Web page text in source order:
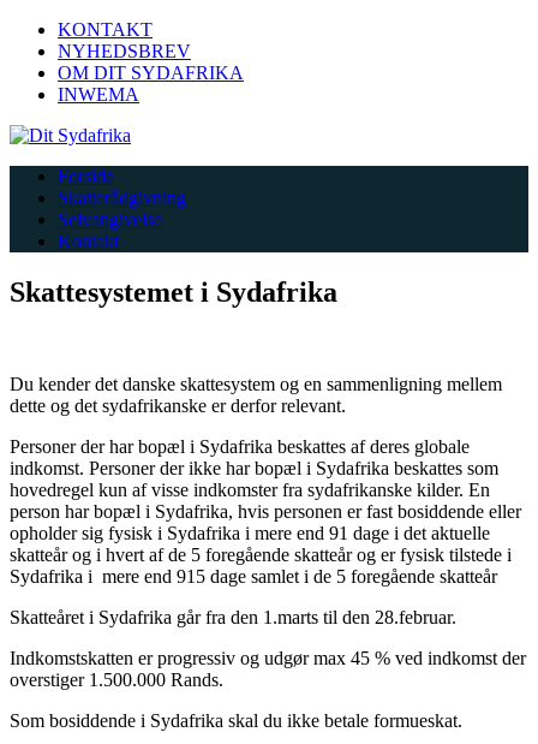
KONTAKT
NYHEDSBREV
OM DIT SYDAFRIKA
INWEMA
Forside
Skatterådgivning
Selvangivelse
Kontakt
Skattesystemet i Sydafrika
Du kender det danske skattesystem og en sammenligning mellem
dette og det sydafrikanske er derfor relevant.
Personer der har bopæl i Sydafrika beskattes af deres globale
indkomst. Personer der ikke har bopæl i Sydafrika beskattes som
hovedregel kun af visse indkomster fra sydafrikanske kilder. En
person har bopæl i Sydafrika, hvis personen er fast bosiddende eller
opholder sig fysisk i Sydafrika i mere end 91 dage i det aktuelle
skatteår og i hvert af de 5 foregående skatteår og er fysisk tilstede i
Sydafrika i mere end 915 dage samlet i de 5 foregående skatteår
Skatteåret i Sydafrika går fra den 1.marts til den 28.februar.
Indkomstskatten er progressiv og udgør max 45 % ved indkomst der
overstiger 1.500.000 Rands.
Som bosiddende i Sydafrika skal du ikke betale formueskat.